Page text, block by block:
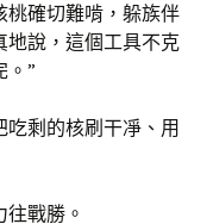
桃確切難啃，躲族伴
地說，這個工具不克
。”
剩的核刷干凈、用
戰勝。